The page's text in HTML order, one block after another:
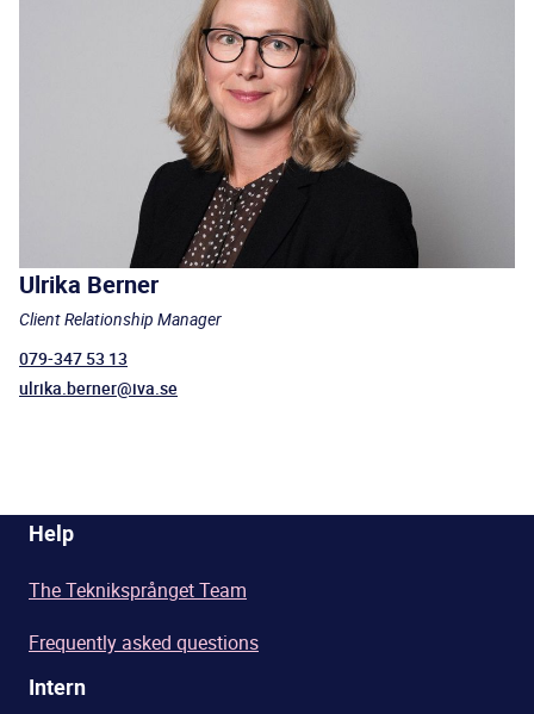
Ulrika Berner
Client Relationship Manager
079-347 53 13
ulrika.berner@iva.se
Help
The Tekniksprånget Team
Frequently asked questions
Intern